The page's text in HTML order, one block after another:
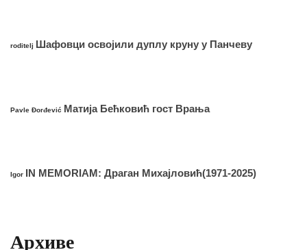
roditelj Шафовци освојили дуплу круну у Панчеву
Pavle Đorđević Матија Бећковић гост Врања
Igor IN MEMORIAM: Драган Михајловић(1971-2025)
Архиве